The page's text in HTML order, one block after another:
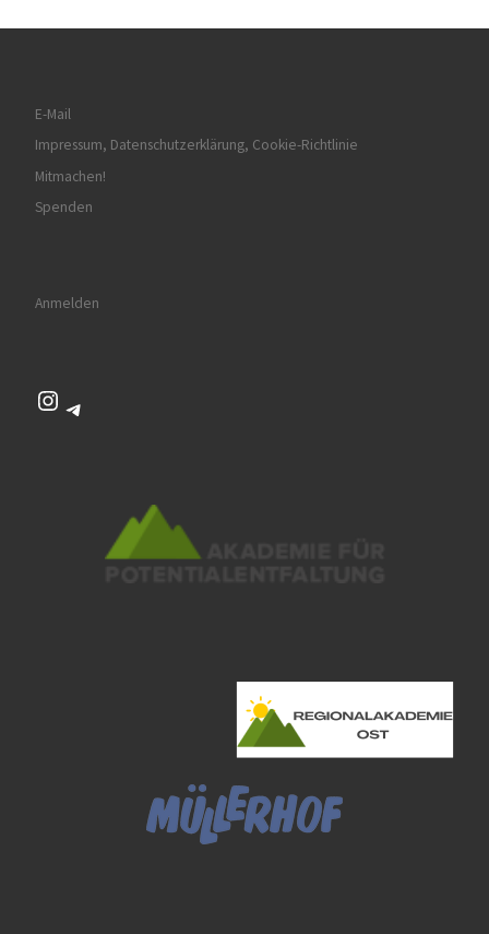
E-Mail
Impressum, Datenschutzerklärung, Cookie-Richtlinie
Mitmachen!
Spenden
Anmelden
Instagram
Telegram